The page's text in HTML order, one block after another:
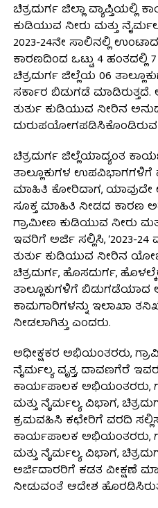
ಚಿತ್ರದುರ್ಗ ಜಿಲ್ಲಾ ವ್ಯಾಪ್ತಿಯಲ್ಲಿ
ಕುಡಿಯುವ ನೀರು ಮತ್ತು
2023-24ನೇ ಸಾಲಿನಲ್ಲಿ
ಕಾರಣದಿಂದ ಒಟ್ಟು 4
ಚಿತ್ರದುರ್ಗ ಜಿಲ್ಲೆಯ 06
ಸರ್ಕಾರ ಬಿಡುಗಡೆ
ತುರ್ತು ಕುಡಿಯುವ ನೀರಿನ
ಚಿತ್ರದುರ್ಗ ಜಿಲ್ಲೆಯಾದ್ಯಂತ
ತಾಲ್ಲೂಕುಗಳ ಉಪವಿಭಾಗಗಳಿಗೆ
ಮಾಹಿತಿ ಕೋರಿದಾಗ,
ಸೂಕ್ತ ಮಾಹಿತಿ ನೀಡದ ಕಾರಣ
ಗ್ರಾಮೀಣ ಕುಡಿಯುವ ನೀರು
ಇವರಿಗೆ ಅರ್ಜಿ ಸಲ್ಲಿಸಿ, ‘2023-24
ತುರ್ತು ಕುಡಿಯುವ ನೀರಿನ
ಚಿತ್ರದುರ್ಗ, ಹೊಸದುರ್ಗ,
ತಾಲ್ಲೂಕುಗಳಿಗೆ ಬಿಡುಗಡೆಯಾದ
ಕಾಮಗಾರಿಗಳನ್ನು ಇಲಾಖಾ
ನೀಡಲಾಗಿತ್ತು ಎಂದರು.
ಅಧೀಕ್ಷಕರ ಅಭಿಯಂತರರು,
ನೈರ್ಮಲ್ಯ ವೃತ್ತ, ದಾವಣಗೆರೆ
ಕಾರ್ಯಪಾಲಕ ಅಭಿಯಂತರರು,
ಮತ್ತು ನೈರ್ಮಲ್ಯ ವಿಭಾಗ,
ಕ್ರಮವಹಿಸಿ ಕಛೇರಿಗೆ ವರದಿ
ಕಾರ್ಯಪಾಲಕ ಅಭಿಯಂತರರು,
ಮತ್ತು ನೈರ್ಮಲ್ಯ ವಿಭಾಗ,
ಅರ್ಜಿದಾರರಿಗೆ ಕಡತ ವೀಕ್ಷಣೆ
ನೀಡುವಂತೆ ಆದೇಶ